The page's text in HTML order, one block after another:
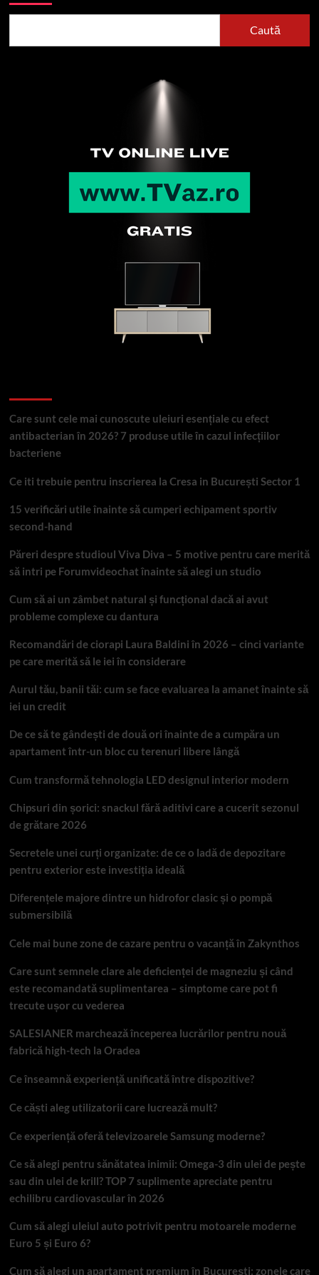
Caută
Care sunt cele mai cunoscute uleiuri esențiale cu efect
antibacterian în 2026? 7 produse utile în cazul infecțiilor
bacteriene
Ce iti trebuie pentru inscrierea la Cresa in București Sector 1
15 verificări utile înainte să cumperi echipament sportiv
second-hand
Păreri despre studioul Viva Diva – 5 motive pentru care merită
să intri pe Forumvideochat înainte să alegi un studio
Cum să ai un zâmbet natural și funcțional dacă ai avut
probleme complexe cu dantura
Recomandări de ciorapi Laura Baldini în 2026 – cinci variante
pe care merită să le iei în considerare
Aurul tău, banii tăi: cum se face evaluarea la amanet înainte să
iei un credit
De ce să te gândești de două ori înainte de a cumpăra un
apartament într-un bloc cu terenuri libere lângă
Cum transformă tehnologia LED designul interior modern
Chipsuri din șorici: snackul fără aditivi care a cucerit sezonul
de grătare 2026
Secretele unei curți organizate: de ce o ladă de depozitare
pentru exterior este investiția ideală
Diferențele majore dintre un hidrofor clasic și o pompă
submersibilă
Cele mai bune zone de cazare pentru o vacanță în Zakynthos
Care sunt semnele clare ale deficienței de magneziu și când
este recomandată suplimentarea – simptome care pot fi
trecute ușor cu vederea
SALESIANER marchează începerea lucrărilor pentru nouă
fabrică high-tech la Oradea
Ce înseamnă experiență unificată între dispozitive?
Ce căști aleg utilizatorii care lucrează mult?
Ce experiență oferă televizoarele Samsung moderne?
Ce să alegi pentru sănătatea inimii: Omega-3 din ulei de pește
sau din ulei de krill? TOP 7 suplimente apreciate pentru
echilibru cardiovascular în 2026
Cum să alegi uleiul auto potrivit pentru motoarele moderne
Euro 5 și Euro 6?
Cum să alegi un apartament premium în București: zonele care